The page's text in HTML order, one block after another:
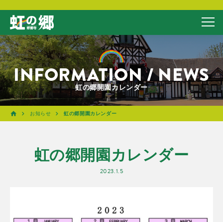
INFORMATION / NEWS
虹の郷開園カレンダー
お知らせ 虹の郷開園カレンダー
虹の郷開園カレンダー
2023.1.5